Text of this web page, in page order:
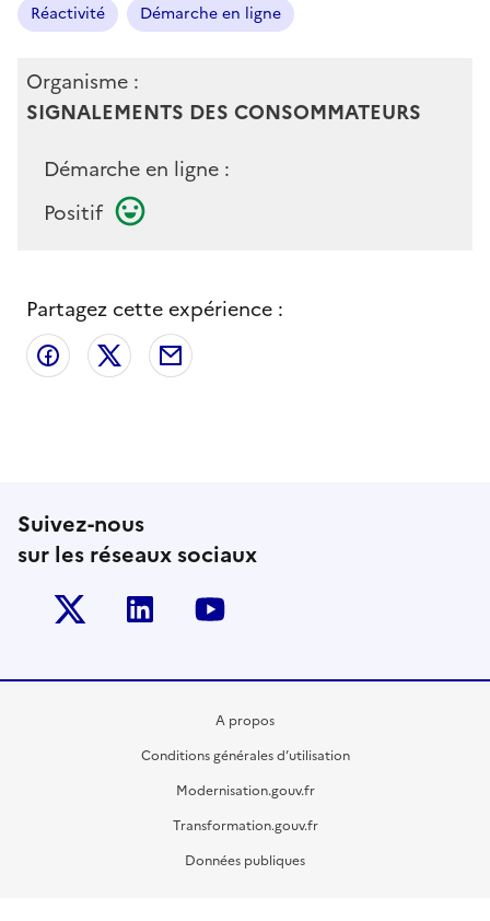
Réactivité
Démarche en ligne
Organisme :
SIGNALEMENTS DES CONSOMMATEURS
Démarche en ligne :
Positif
Partagez cette expérience :
Partager sur Facebook
Partager sur X
Suivez-nous
sur les réseaux sociaux
Twitter-x Linkedin
A propos
Conditions générales d’utilisation
Modernisation.gouv.fr
Transformation.gouv.fr
Données publiques